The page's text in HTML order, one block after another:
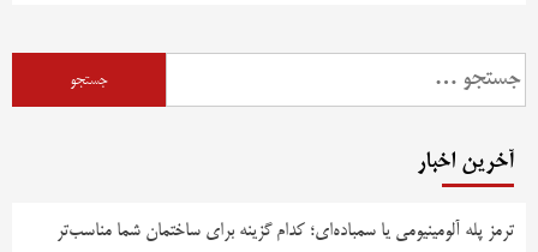
جستجو
برای:
آخرین اخبار
ترمز پله آلومینیومی یا سمباده‌ای؛ کدام گزینه برای ساختمان شما مناسب‌تر